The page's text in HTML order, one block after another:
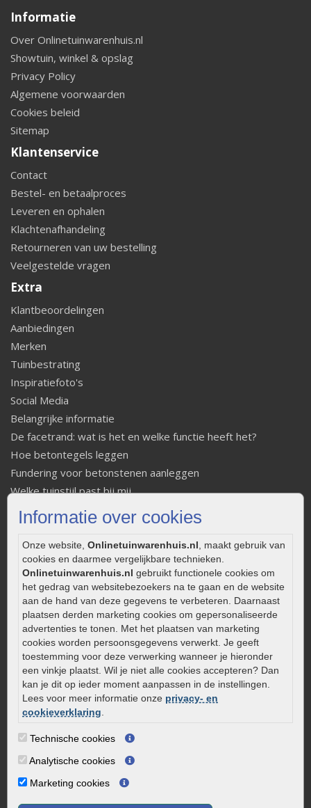
Informatie over cookies
Onze website, Onlinetuinwarenhuis.nl, maakt gebruik van
cookies en daarmee vergelijkbare technieken.
Onlinetuinwarenhuis.nl gebruikt functionele cookies om
het gedrag van websitebezoekers na te gaan en de website
aan de hand van deze gegevens te verbeteren. Daarnaast
plaatsen derden marketing cookies om gepersonaliseerde
advertenties te tonen. Met het plaatsen van marketing
cookies worden persoonsgegevens verwerkt. Je geeft
toestemming voor deze verwerking wanneer je hieronder
een vinkje plaatst. Wil je niet alle cookies accepteren? Dan
kan je dit op ieder moment aanpassen in de instellingen.
Lees voor meer informatie onze privacy- en
cookieverklaring.
Technische cookies
Analytische cookies
Marketing cookies
Informatie
Over Onlinetuinwarenhuis.nl
Showtuin, winkel & opslag
Privacy Policy
Algemene voorwaarden
Cookies beleid
Sitemap
Klantenservice
Contact
Bestel- en betaalproces
Leveren en ophalen
Klachtenafhandeling
Retourneren van uw bestelling
Veelgestelde vragen
Extra
Klantbeoordelingen
Aanbiedingen
Merken
Tuinbestrating
Inspiratiefoto's
Social Media
Belangrijke informatie
De facetrand: wat is het en welke functie heeft het?
Hoe betontegels leggen
Fundering voor betonstenen aanleggen
Welke tuinstijl past bij mij
Strakke tuin inrichten
Legverbanden gebakken bestrating
Onderhoud van gebakken bestrating
Aanlegtips voor gebakken bestrating
Zelf een terras aanleggen
Kleine stadstuin inrichten
0320 – 219170
Kaapstanderweg 41
8243 RB Lelystad
info@onlinetuinwarenhuis.nl
Routebeschrijving
Openingstijden
Maandag
Dinsdag
Woensdag